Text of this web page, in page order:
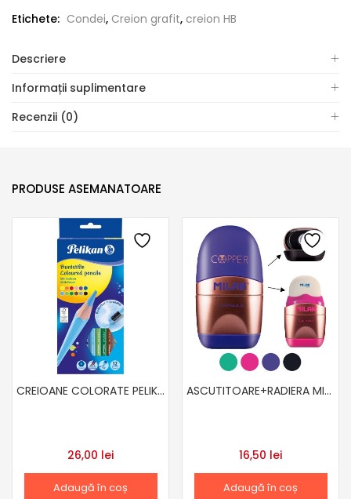
Etichete: Condei, Creion grafit, creion HB
Descriere
Informații suplimentare
Recenzii (0)
PRODUSE ASEMANATOARE
CREIOANE COLORATE PELIKAN CU RADIERA
26,00 lei
Adaugă în coș
ASCUTITOARE+RADIERA MILAN COPPER
16,50 lei
Adaugă în coș